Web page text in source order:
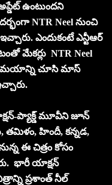
ఉంటుందని
NTR Neel నుంచి
ఎందుకంటే ఎన్టీఆర్
మేకర్లు NTR Neel
సమయాన్ని చూసి మాస్
ప్యాక్డ్ మూవీని జూన్
తమిళం, హిందీ, కన్నడ,
ఈ చిత్రం కోసం
భారీ యాక్షన్
ప్రశాంత్ నీల్